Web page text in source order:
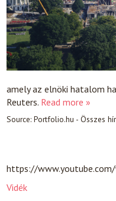
amely az elnöki hatalom
Reuters. Read more »
Source:Portfolio.hu - Összes hír
https://
Vidék